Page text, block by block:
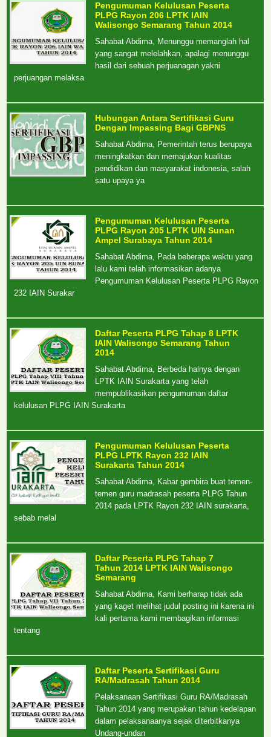
Pengumuman Kelulusan Peserta
PLPG Rayon 206 LPTK IAIN
Walisongo Semarang Tahun 2014
Sahabat Abdima, Menunggu memanglah hal
yang sangat melelahkan, apalagi menunggu
hasil dari sebuah perjuanagan yakni
perjuangan melaksa
Hubungan Antara Sertifikasi Guru
Dengan Impassing Bagi GBPNS
Sahabat Abdima, Pemerintah terus berupaya
meningkatkan dan memajukan kualitas
pendidikan dan masyarakat indonesia, salah
satu upaya ya
Pengumuman Kelulusan Peserta
PLPG Rayon 205 LPTK UIN Sunan
Ampel Surabaya Tahun 2014
Sahabat Abdima, Pada beberapa waktu yang
lalu kami telah informasikan adanya
Pengumuman Kelulusan Peserta PLPG Rayon
232 IAIN Surakar
Daftar Peserta PLPG Tahap 8 LPTK
IAIN Walisongo Semarang Tahun
2014
Sahabat Abdima, Berbeda halnya dengan
LPTK IAIN Surakarta yang telah
mempublikasikan pengumuman daftar
kelulusan PLPG IAIN Surakarta
Pengumuman Kelulusan Peserta
PLPG LPTK Rayon 232 IAIN
Surakarta Tahun 2014
Sahabat Abdima, Kabar gembira buat temen-
temen guru madrasah peserta PLPG Tahun
2014 pada LPTK Rayon 232 IAIN surakarta,
sebab melal
Daftar Peserta PLPG Tahap 7
Tahun 2014 LPTK IAIN Walisongo
Semarang
Sahabat Abdima, Kami berharap tidak ada
yang kaget melihat judul posting ini karena ini
kali pertama kami membagikan informasi
tentang
Daftar Peserta Sertifikasi Guru
RA/Madrasah Tahun 2014
Pelaksanaan Sertifikasi Guru RA/Madrasah
Tahun 2014 yang merupakan tahun kedelapan
dalam pelaksanaanya sejak diterbitkanya
Undang-undan